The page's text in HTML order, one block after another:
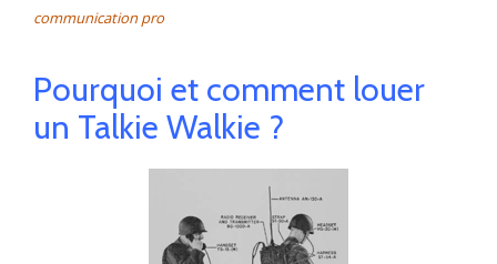
communication pro
Pourquoi et comment louer
un Talkie Walkie ?